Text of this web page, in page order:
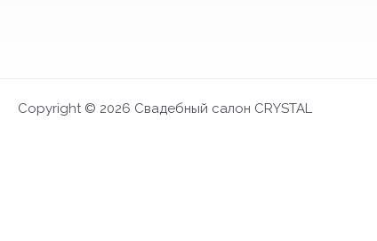
Copyright © 2026 Свадебный салон CRYSTAL